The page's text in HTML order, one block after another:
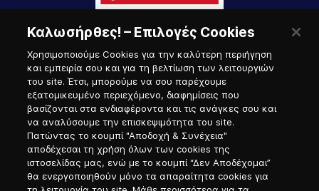
Πύλη Ναυτικού
Καλωσήρθες! – Επιλογές Cookies
Χρησιμοποιούμε Cookies για την καλύτερη περιήγηση
και εμπειρία σου και για τη βελτίωση των λειτουργιών
του site. Έτσι, μπορούμε να σου παρέχουμε
εξατομικευμένο περιεχόμενο, διαφημίσεις που
βασίζονται στα ενδιαφέροντα και τις ανάγκες σου και
να αναλύσουμε την επισκεψιμότητα του site.
Πατώντας το κουμπί "Αποδοχή & Συνέχεια"
αποδέχεσαι τη χρήση όλων των cookies της
ιστοσελίδας μας, ενώ με το κουμπί “Δεν Αποδέχομαι”
θα ενεργοποιηθούν μόνο τα απαραίτητα cookies για